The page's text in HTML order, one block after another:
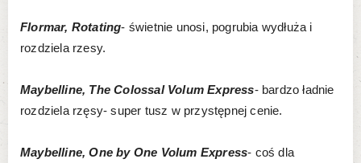
Flormar, Rotating- świetnie unosi, pogrubia wydłuża i
rozdziela rzesy.
Maybelline, The Colossal Volum Express- bardzo ładnie
rozdziela rzęsy- super tusz w przystępnej cenie.
Maybelline, One by One Volum Express- coś dla